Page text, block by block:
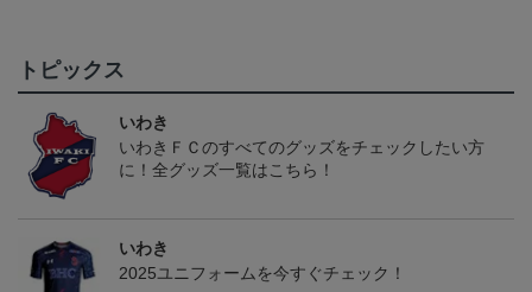
トピックス
いわき
いわきＦＣのすべてのグッズをチェックしたい方
に！全グッズ一覧はこちら！
いわき
2025ユニフォームを今すぐチェック！